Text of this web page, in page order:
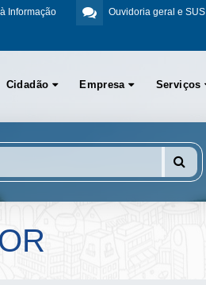
Ouvidoria geral e SUS
Informação
Cidadão Empresa Serviços